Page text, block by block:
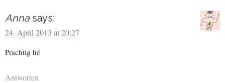
Anna says:
24. April 2013 at 20:27
Prachtig hé
Antworten